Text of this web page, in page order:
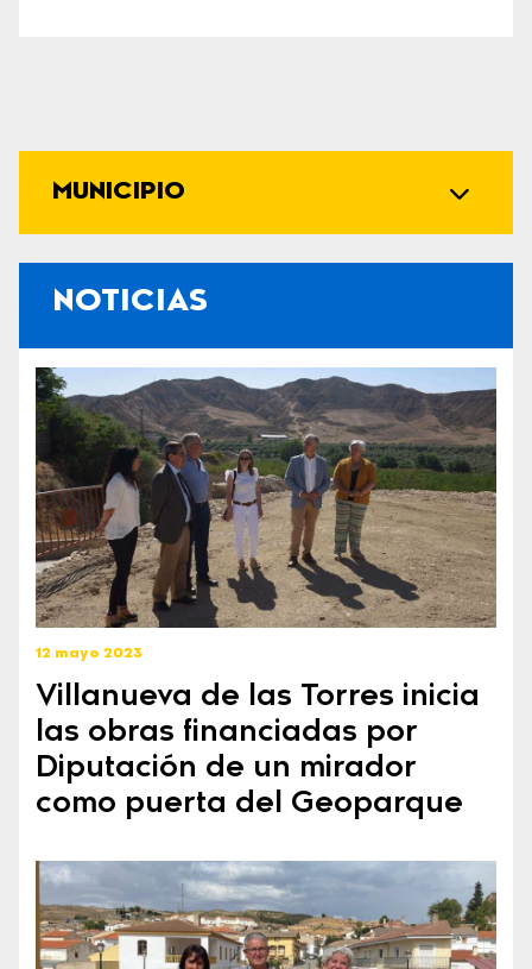
MUNICIPIO
NOTICIAS
12 mayo 2023
Villanueva de las Torres inicia
las obras financiadas por
Diputación de un mirador
como puerta del Geoparque